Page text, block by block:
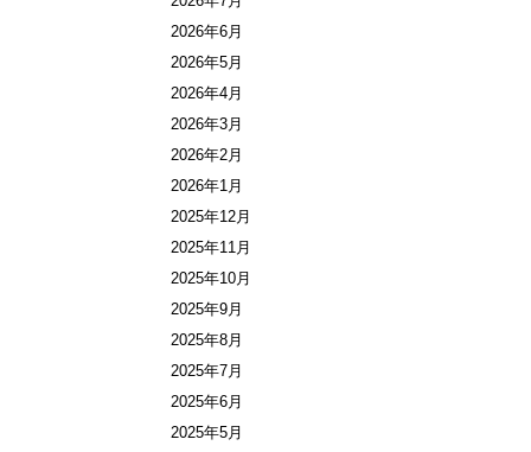
2026年6月
2026年5月
2026年4月
2026年3月
2026年2月
2026年1月
2025年12月
2025年11月
2025年10月
2025年9月
2025年8月
2025年7月
2025年6月
2025年5月